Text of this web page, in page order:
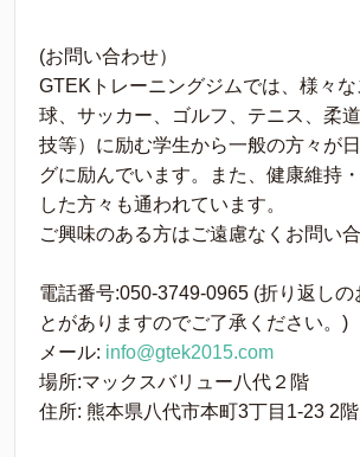
(お問い合わせ）
GTEKトレーニングジムでは、様々
球、サッカー、ゴルフ、テニス、柔
技等）に励む学生から一般の方々が
グに励んでいます。また、健康維持
した方々も通われています。
ご興味のある方はご遠慮なくお問い合
電話番号:050-3749-0965 (折り返しの
とがありますのでご了承ください。)
メール: info@gtek2015.com
場所:マックスバリュー八代２階
住所: 熊本県八代市本町3丁目1-23 2階